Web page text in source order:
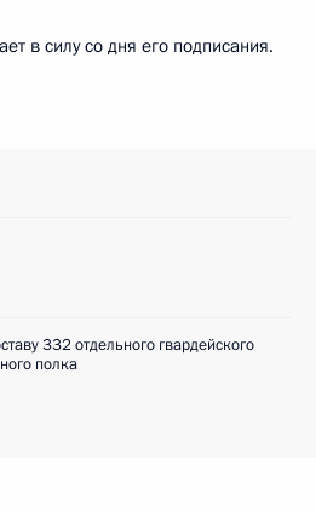
в силу со дня его подписания.
332 отдельного гвардейского
полка